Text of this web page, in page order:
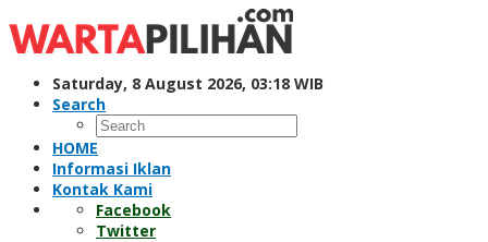
to
content
Saturday, 8 August 2026, 03:18 WIB
Search
HOME
Informasi Iklan
Kontak Kami
Facebook
Twitter